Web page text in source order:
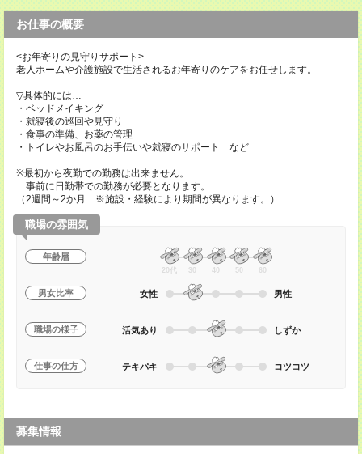
お仕事の概要
<お年寄りの見守りサポート>
老人ホームや介護施設で生活されるお年寄りのケアをお任せします。
▽具体的には…
・ベッドメイキング
・就寝後の巡回や見守り
・食事の準備、お薬の管理
・トイレやお風呂のお手伝いや就寝のサポート など
※最初から夜勤での勤務は出来ません。
事前に日勤帯での勤務が必要となります。
（2週間～2か月 ※施設・経験により期間が異なります。）
職場の雰囲気
年齢層
20代 30 40 50 60
男女比率 女性 男性
職場の様子 活気あり しずか
仕事の仕方 テキパキ コツコツ
募集情報